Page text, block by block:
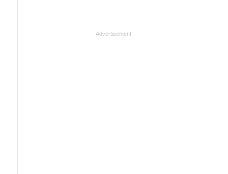
Advertisement